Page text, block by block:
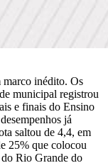
marco inédito. Os
municipal registrou
e finais do Ensino
já
saltou de 4,4, em
25% que colocou
do Rio Grande do